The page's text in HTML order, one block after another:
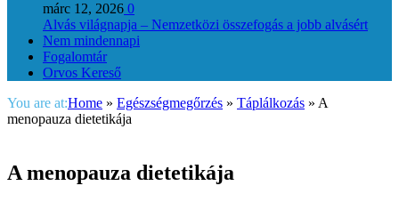
márc 12, 2026 0
Alvás világnapja – Nemzetközi összefogás a jobb alvásért
Nem mindennapi
Fogalomtár
Orvos Kereső
You are at:Home » Egészségmegőrzés » Táplálkozás » A
menopauza dietetikája
A menopauza dietetikája